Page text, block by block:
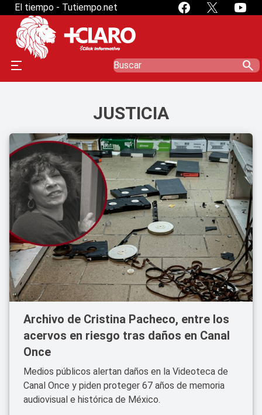
El tiempo - Tutiempo.net
search
JUSTICIA
Archivo de Cristina Pacheco, entre los
acervos en riesgo tras daños en Canal
Once
Medios públicos alertan daños en la Videoteca de
Canal Once y piden proteger 67 años de memoria
audiovisual e histórica de México.